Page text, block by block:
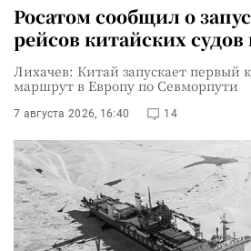
Росатом сообщил о
рейсов китайских
Лихачев: Китай запускает первый
маршрут в Европу по Севморпути
7 августа 2026, 16:40 14